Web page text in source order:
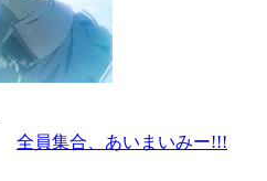
全員集合、あいまいみー!!!